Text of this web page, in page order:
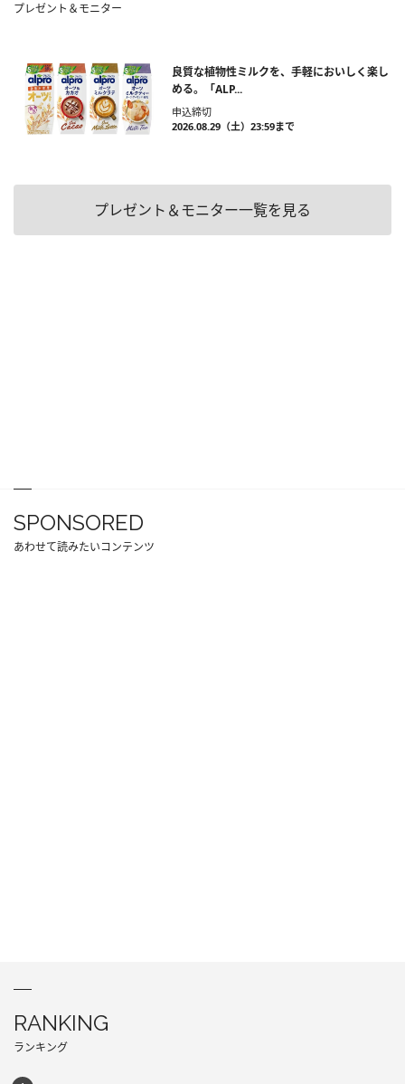
プレゼント＆モニター
良質な植物性ミルクを、手軽においしく楽し
める。「ALP...
申込締切
2026.08.29（土）23:59まで
プレゼント＆モニター一覧を見る
SPONSORED
あわせて読みたいコンテンツ
RANKING
ランキング